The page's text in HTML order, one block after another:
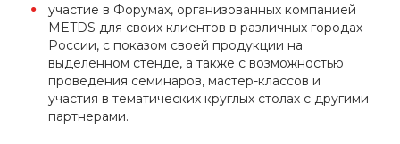
участие в Форумах, организованных компанией
METDS для своих клиентов в различных городах
России, с показом своей продукции на
выделенном стенде, а также с возможностью
проведения семинаров, мастер-классов и
участия в тематических круглых столах с другими
партнерами.